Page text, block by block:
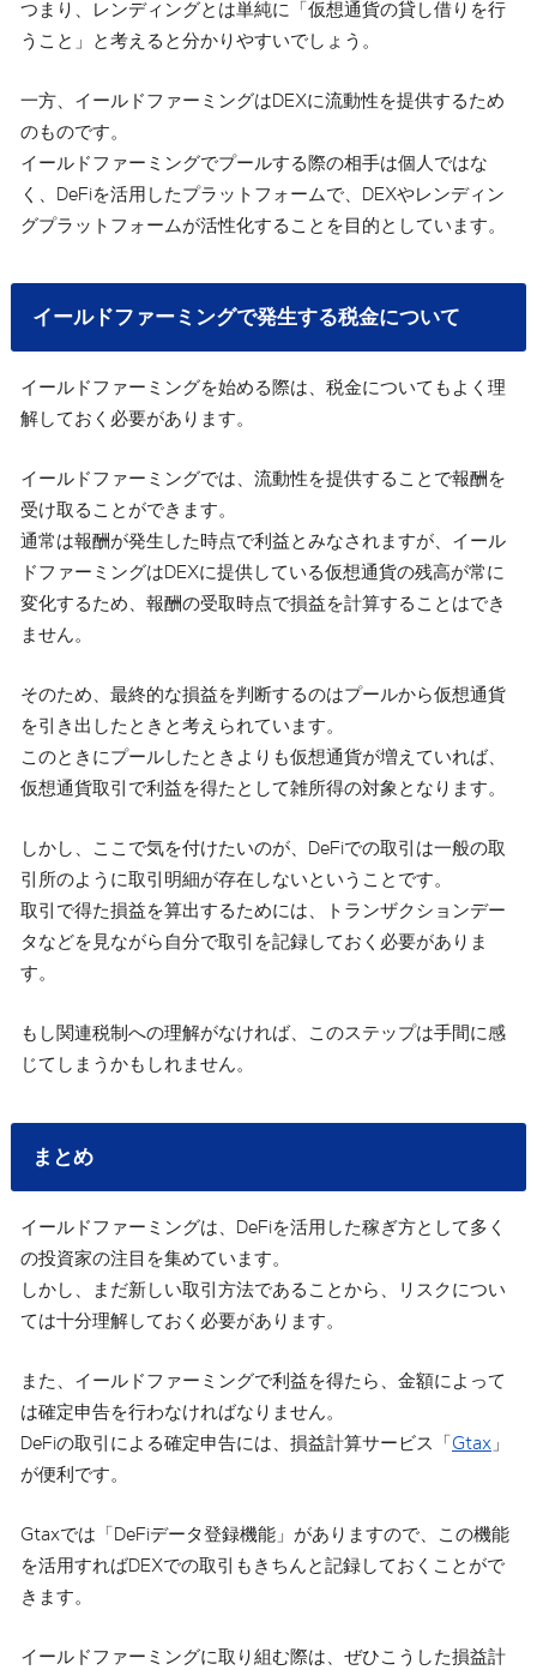
つまり、レンディングとは単純に「仮想通貨の貸し借りを行
うこと」と考えると分かりやすいでしょう。
一方、イールドファーミングはDEXに流動性を提供するため
のものです。
イールドファーミングでプールする際の相手は個人ではな
く、DeFiを活用したプラットフォームで、DEXやレンディン
グプラットフォームが活性化することを目的としています。
イールドファーミングで発生する税金について
イールドファーミングを始める際は、税金についてもよく理
解しておく必要があります。
イールドファーミングでは、流動性を提供することで報酬を
受け取ることができます。
通常は報酬が発生した時点で利益とみなされますが、イール
ドファーミングはDEXに提供している仮想通貨の残高が常に
変化するため、報酬の受取時点で損益を計算することはでき
ません。
そのため、最終的な損益を判断するのはプールから仮想通貨
を引き出したときと考えられています。
このときにプールしたときよりも仮想通貨が増えていれば、
仮想通貨取引で利益を得たとして雑所得の対象となります。
しかし、ここで気を付けたいのが、DeFiでの取引は一般の取
引所のように取引明細が存在しないということです。
取引で得た損益を算出するためには、トランザクションデー
タなどを見ながら自分で取引を記録しておく必要がありま
す。
もし関連税制への理解がなければ、このステップは手間に感
じてしまうかもしれません。
まとめ
イールドファーミングは、DeFiを活用した稼ぎ方として多く
の投資家の注目を集めています。
しかし、まだ新しい取引方法であることから、リスクについ
ては十分理解しておく必要があります。
また、イールドファーミングで利益を得たら、金額によって
は確定申告を行わなければなりません。
DeFiの取引による確定申告には、損益計算サービス「Gtax 」
が便利です。
Gtaxでは「DeFiデータ登録機能」がありますので、この機能
を活用すればDEXでの取引もきちんと記録しておくことがで
きます。
イールドファーミングに取り組む際は、ぜひこうした損益計